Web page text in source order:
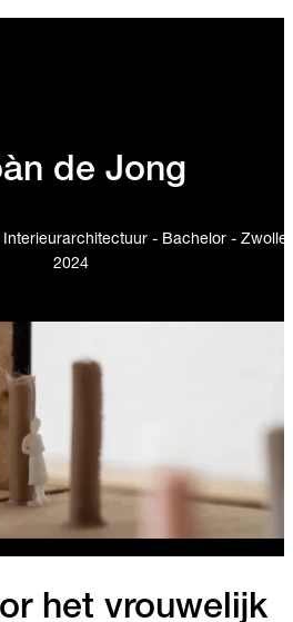
de Jong
- Bachelor - Zwolle
2024
het vrouwelijk